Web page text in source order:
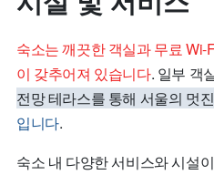
숙소는 깨끗한 객실과 무료
이 갖추어져 있습니다. 일부 객
전망 테라스를 통해 서울의 멋
입니다.
숙소 내 다양한 서비스와 시설